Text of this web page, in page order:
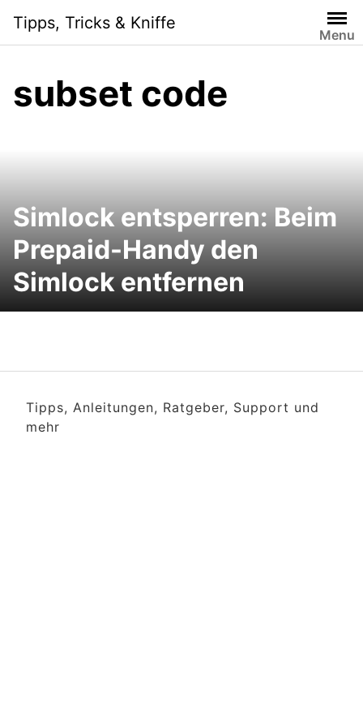
content
Tipps, Tricks & Kniffe
Menu
subset code
Simlock entsperren: Beim
Prepaid-Handy den
Simlock entfernen
Tipps, Anleitungen, Ratgeber, Support und
mehr